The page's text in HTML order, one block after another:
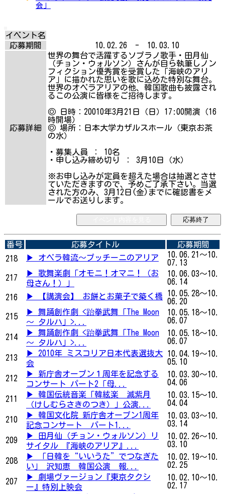
会」
イベント名
応募期間
10.02.26 - 10.03.10
応募詳細
世界の舞台で活躍するソプラノ歌手・田月仙
（チョン・ウォルソン）さんが自ら執筆しノン
フィクション優秀賞を受賞した「海峡のアリ
ア」に描かれた思いを歌に込めた特別な舞台。
世界のオペラアリアの他、韓国歌曲も披露され
るこの公演に皆様をご招待します。
◎ 日時：20010年3月21日（日）17:00開演（16
時開場）
◎ 場所：日本大学カザルスホール（東京お茶
の水）
・募集人員 ： 10名
・申し込み締め切り ： 3月10日（水）
※お申し込みが定員を超えた場合は抽選とさせ
ていただきますので、予めご了承下さい。当選
された方のみ、3月12日(金)までに確認書をメ
ールでお送りします。
応募終了
番号 応募タイトル
応募期間
218
▶ オペラ韓流～プッチーニのアリア
10.06.21～10.
07.13
217
▶ 歌舞楽劇「オモニ！オマニ！（お
母さん！）」
10.06.03～10.
06.14
216
▶ 【講演会】 お餅とお菓子で築く橋
10.05.28～10.
06.20
215
▶ 舞踊創作劇 <跆拳武舞「The Moon
～ タルハ」>...
10.05.18～10.
06.07
214
▶ 舞踊創作劇 <跆拳武舞「The Moon
～ タルハ」>...
10.05.18～10.
06.07
213
▶ 2010年 ミスコリア日本代表選抜大
会
10.04.19～10.
05.10
212
▶ 新庁舎オープン１周年を記念する
コンサート パート2 ｢母...
10.03.30～10.
04.06
211
▶ 韓国伝統音楽「韓絃楽 滅紫月
（けしむらさきのつき）」公演...
10.03.15～10.
04.04
210
▶ 韓国文化院 新庁舎オープン1周年
記念コンサート パート1...
10.03.03～10.
03.14
209
▶ 田月仙（チョン・ウォルソン）リ
サイタル 『海峡のアリア』...
10.02.26～10.
03.10
208
▶ 「日韓を“いいうた”でつなぎた
い」 沢知恵 韓国公演 報...
10.02.19～10.
02.25
207
▶ 劇場ヴァージョン『東京タクシ
ー』特別上映会
10.02.10～10.
02.17